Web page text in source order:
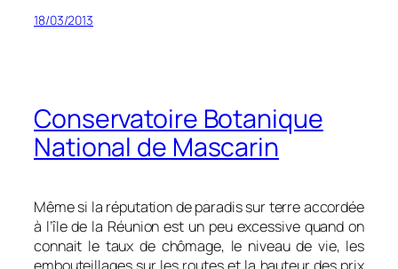
18/03/2013
Conservatoire Botanique
National de Mascarin
Même si la réputation de paradis sur terre accordée
à l’île de la Réunion est un peu excessive quand on
connait le taux de chômage, le niveau de vie, les